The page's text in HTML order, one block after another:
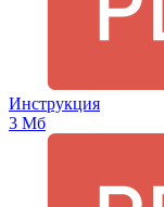
Инструкция
3 Мб